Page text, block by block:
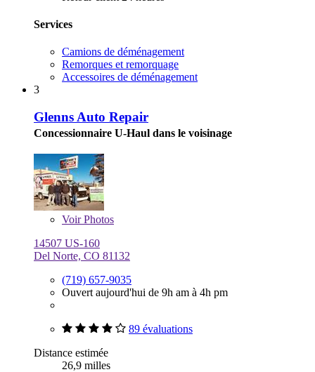
Services
Camions de déménagement
Remorques et remorquage
Accessoires de déménagement
3
Glenns Auto Repair
Concessionnaire U-Haul dans le voisinage
VoirPhotos
14507 US-160
Del Norte, CO 81132
(719) 657-9035
Ouvert aujourd'hui de 9h am à 4h pm
89 évaluations
Distance estimée
26,9 milles